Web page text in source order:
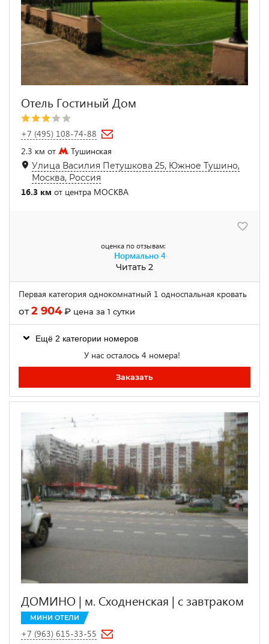
Отель Гостиный Дом
+7 (495) 108-74-88
2.3 км от
Тушинская
Улица Василия Петушкова 25, Южное Тушино,
Москва, Россия
16.3 км от центра МОСКВА
оценка по отзывам:
Нормально 4
Читать 2
Первая категория однокомнатный 1 односпальная кровать
от2 904₽ цена за 1 сутки
Ещё 2 категории номеров
У нас осталось 4 номера!
Заказать
ДОМИНО | м. Сходненская | c завтраком
МИНИ ОТЕЛИ
+7 (963) 615-33-55